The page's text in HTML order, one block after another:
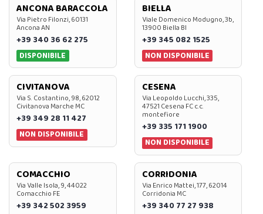
ANCONA BARACCOLA
Via Pietro Filonzi, 60131
Ancona AN
+39 340 36 62 275
DISPONIBILE
BIELLA
Viale Domenico Modugno, 3b,
13900 Biella BI
+39 345 082 1525
NON DISPONIBILE
CIVITANOVA
Via S. Costantino, 98, 62012
Civitanova Marche MC
+39 349 28 11 427
NON DISPONIBILE
CESENA
Via Leopoldo Lucchi, 335,
47521 Cesena FC c.c.
montefiore
+39 335 171 1900
NON DISPONIBILE
COMACCHIO
Via Valle Isola, 9, 44022
Comacchio FE
+39 342 502 3959
CORRIDONIA
Via Enrico Mattei, 177, 62014
Corridonia MC
+39 340 77 27 938